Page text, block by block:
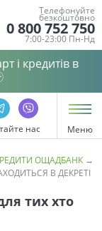
Телефонуйте
безкоштовно
0 800 752 750
7:00-23:00 Пн-Нд
і кредитів в
нас Меню
ОЩАДБАНК →
В ДЕКРЕТІ
тих хто